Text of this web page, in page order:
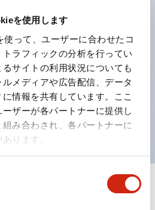
を使用します
って、ユーザーに合わせたコ
ラフィックの分析を行ってい
サイトの利用状況についても
メディアや広告配信、データ
情報を共有しています。ここ
ザーが各パートナーに提供し
み合わされ、各パートナーに
ります。
インに対応。
/消灯の認識および、点灯時の
参照）が対応。
。危険時や緊急事態時の色表
より多くの方が識別可能に。
すべて展開+